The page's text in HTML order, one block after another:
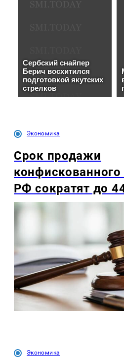
Экономика
Срок продажи
РФ сократят до
Экономика